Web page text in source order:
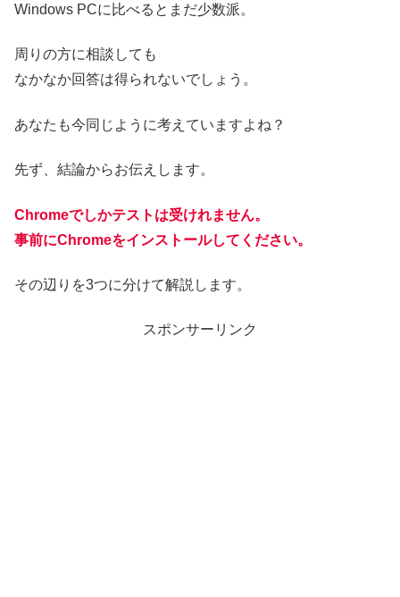
Windows PCに比べるとまだ少数派。
周りの方に相談しても
なかなか回答は得られないでしょう。
あなたも今同じように考えていますよね？
先ず、結論からお伝えします。
Chromeでしかテストは受けれません。
事前にChromeをインストールしてください。
その辺りを3つに分けて解説します。
スポンサーリンク